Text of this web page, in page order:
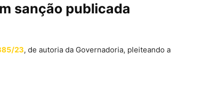
sanção publicada
23, de autoria da Governadoria, pleiteando a